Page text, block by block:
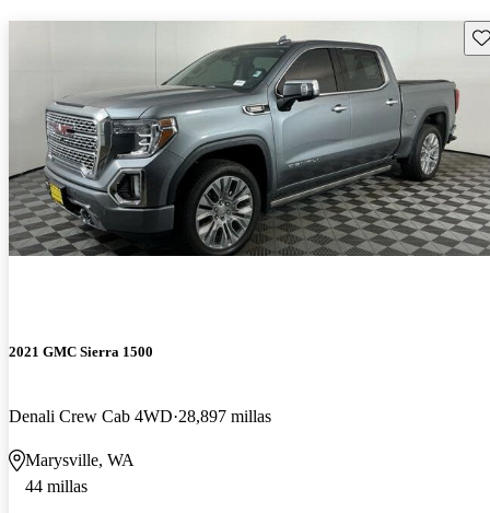
2021 GMC Sierra 1500
Denali Crew Cab 4WD 28,897 millas
Marysville, WA
44 millas